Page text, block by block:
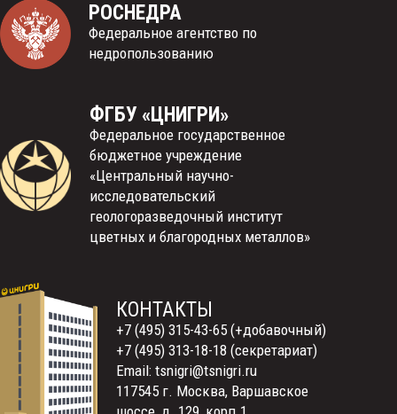
РОСНЕДРА
Федеральное агентство по
недропользованию
ФГБУ «ЦНИГРИ»
Федеральное государственное
бюджетное учреждение
«Центральный научно-
исследовательский
геологоразведочный институт
цветных и благородных металлов»
КОНТАКТЫ
+7 (495) 315-43-65 (+добавочный)
+7 (495) 313-18-18 (секретариат)
Email: tsnigri@tsnigri.ru
117545 г. Москва, Варшавское